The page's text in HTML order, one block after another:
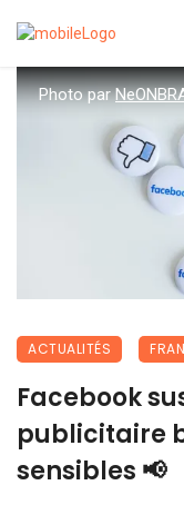
Photo par
ACTUALITÉS
Facebook
publicitaire
sensibles 📢